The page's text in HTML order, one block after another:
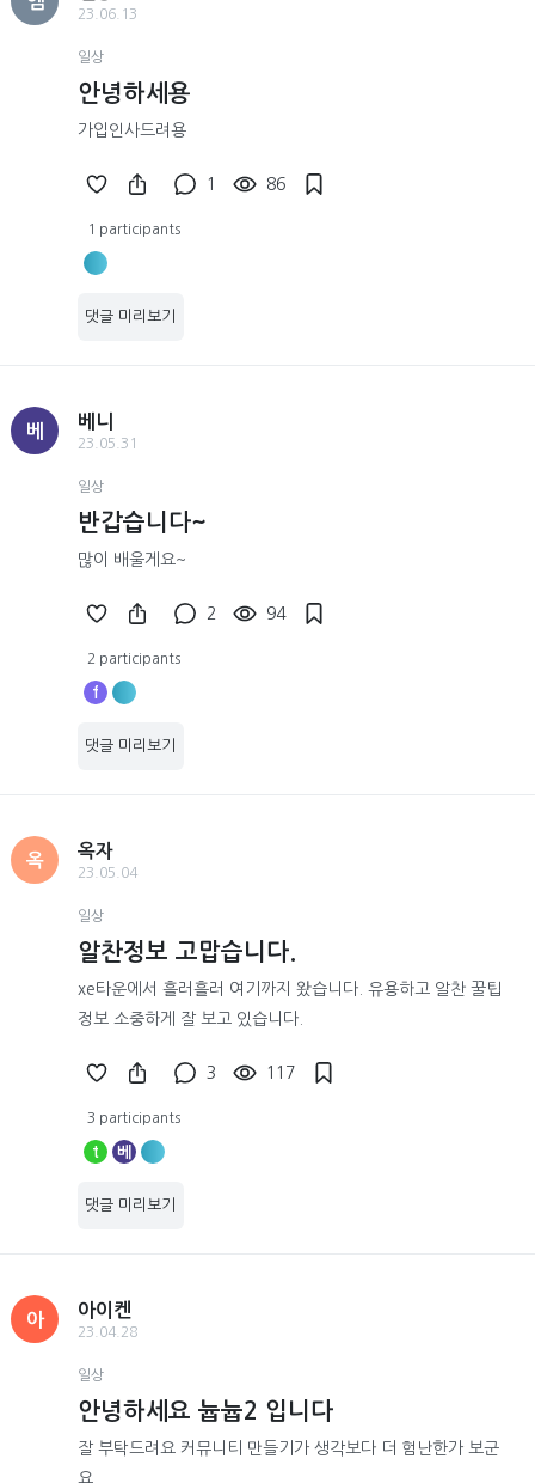
23.06.13
일상
안녕하세용
가입인사드려용
1 86
1 participants
댓글 미리보기
베
베니
23.05.31
일상
반갑습니다~
많이 배울게요~
2 94
2 participants
f
댓글 미리보기
옥
옥자
23.05.04
일상
알찬정보 고맙습니다.
xe타운에서 흘러흘러 여기까지 왔습니다. 유용하고 알찬 꿀팁
정보 소중하게 잘 보고 있습니다.
3 117
3 participants
t 베
댓글 미리보기
아
아이켄
23.04.28
일상
안녕하세요 늅늅2 입니다
잘 부탁드려요 커뮤니티 만들기가 생각보다 더 험난한가 보군
요